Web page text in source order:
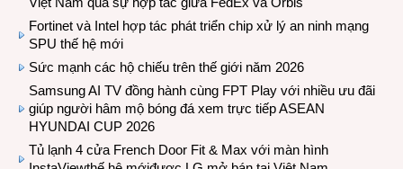
Fortinet và Intel hợp tác phát triển chip xử lý an ninh mạng
SPU thế hệ mới
Sức mạnh các hộ chiếu trên thế giới năm 2026
Samsung AI TV đồng hành cùng FPT Play với nhiều ưu đãi
giúp người hâm mộ bóng đá xem trực tiếp ASEAN
HYUNDAI CUP 2026
Tủ lạnh 4 cửa French Door Fit & Max với màn hình